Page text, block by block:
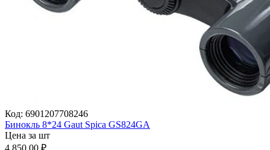
Код: 6901207708246
Бинокль 8*24 Gaut Spica GS824GA
Цена за шт
4 850.00 ₽